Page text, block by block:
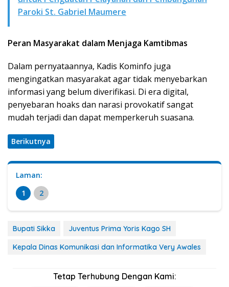
Paroki St. Gabriel Maumere
Peran Masyarakat dalam Menjaga Kamtibmas
Dalam pernyataannya, Kadis Kominfo juga
mengingatkan masyarakat agar tidak menyebarkan
informasi yang belum diverifikasi. Di era digital,
penyebaran hoaks dan narasi provokatif sangat
mudah terjadi dan dapat memperkeruh suasana.
Berikutnya
Laman:
1
2
Bupati Sikka
Juventus Prima Yoris Kago SH
Kepala Dinas Komunikasi dan Informatika Very Awales
Tetap Terhubung Dengan Kami: